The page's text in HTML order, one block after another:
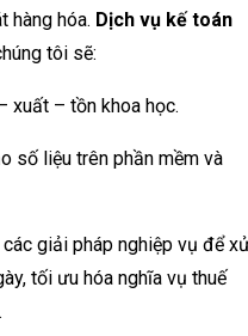
hàng hóa. Dịch vụ kế toán
tôi sẽ:
xuất – tồn khoa học.
số liệu trên phần mềm và
giải pháp nghiệp vụ để
tối ưu hóa nghĩa vụ thuế